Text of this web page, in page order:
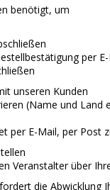
benötigt, um
per
unseren Kunden
(Name und Land
per E-Mail, per Post
Veranstalter über
die Abwicklung